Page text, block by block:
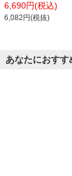
6,690円(税込)
6,082円(税抜)
あなたにおすす